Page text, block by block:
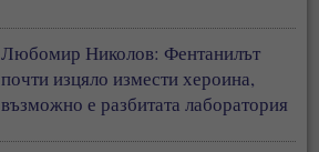
Любомир Николов: Фентанилът
почти изцяло измести хероина,
възможно е разбитата лаборатория